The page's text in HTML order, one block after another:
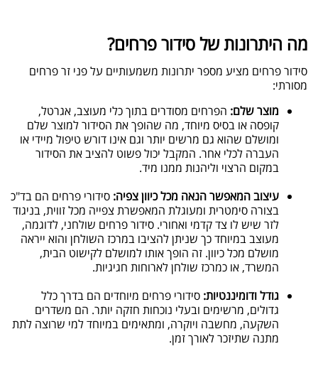
מה היתרונות של סידור פרחים?
סידור פרחים מציע מספר יתרונות משמעותיים על פני זר פרחים
מסורתי:
מוצר שלם: הפרחים מסודרים בתוך כלי מעוצב, אגרטל,
קופסה או בסיס מיוחד, מה שהופך את הסידור למוצר שלם
ומושלם שהוא גם מרשים יותר וגם אינו דורש טיפול מיידי או
העברה לכלי אחר. המקבל יכול פשוט להציב את הסידור
במקום הרצוי וליהנות ממנו מיד.
עיצוב המאפשר הנאה מכל כיוון צפיה: סידורי פרחים הם בד"כ
בצורה סימטרית ומעוגלת המאפשרת צפייה מכל זווית, בניגוד
לזר שיש לו צד קדמי ואחורי. סידור פרחים שולחני, לדוגמה,
מעוצב במיוחד כך שניתן להציבו במרכז השולחן והוא ייראה
מושלם מכל כיוון. זה הופך אותו למושלם לקישוט הבית,
המשרד, או כמרכז שולחן לארוחות חגיגיות.
גודל ודומיננטיות: סידורי פרחים מיוחדים הם בדרך כלל
גדולים, מרשימים ובעלי נוכחות חזקה יותר. הם משדרים
השקעה, מחשבה ויוקרה, ומתאימים במיוחד למי שרוצה לתת
מתנה שתיזכר לאורך זמן.